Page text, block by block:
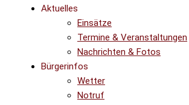
Aktuelles
Einsätze
Termine & Veranstaltungen
Nachrichten & Fotos
Bürgerinfos
Wetter
Notruf